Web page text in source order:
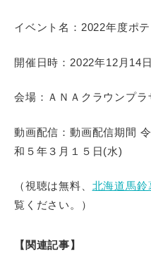
リンク集
ご意見・お問合せ
イベント名：2022年度ポ
開催日時：2022年12月14
会場：ＡＮＡクラウンプ
動画配信： 動画配信期間
和５年３月１５日(水)
（視聴は無料、 北海道馬鈴
覧ください。）
【関連記事】